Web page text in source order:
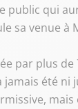
public qui
sa venue
par plus
jamais été ni